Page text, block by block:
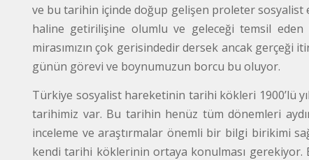
ve bu tarihin içinde doğup gelişen proleter sosyalist
haline getirilişine olumlu ve geleceği temsil
mirasımızın çok gerisindedir dersek ancak
günün görevi ve boynumuzun borcu bu oluyor.
Türkiye sosyalist hareketinin tarihi kökleri 1900’lü
tarihimiz var. Bu tarihin henüz tüm dönemleri
inceleme ve araştırmalar önemli bir bilgi birikimi
kendi tarihi köklerinin ortaya konulması gerekiyor.